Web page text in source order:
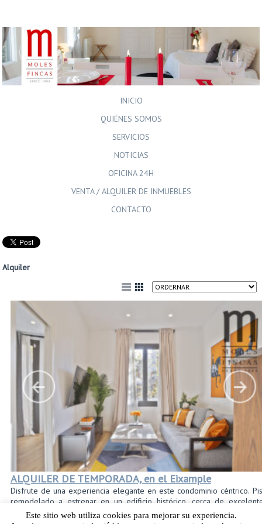
INICIO
QUIÉNES SOMOS
SERVICIOS
NOTICIAS
OFICINA 24H
VENTA / ALQUILER DE INMUEBLES
CONTACTO
Alquiler
ALQUILER DE TEMPORADA, en el Eixample
Disfrute de una experiencia elegante en este condominio céntrico.
remodelado a estrenar en un edificio histórico, cerca de
restaurantes y tiendas. Todo está cerca a poca distancia a pie, o a
Este sitio web utiliza cookies para mejorar su experiencia.